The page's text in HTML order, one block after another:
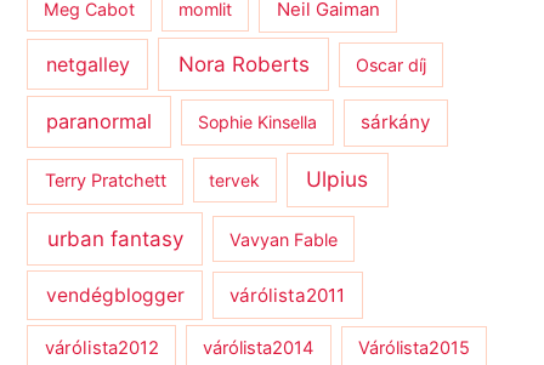
Meg Cabot momlit Neil Gaiman
netgalley Nora Roberts Oscar díj
paranormal Sophie Kinsella sárkány
Terry Pratchett tervek Ulpius
urban fantasy Vavyan Fable
vendégblogger várólista2011
várólista2012 várólista2014 Várólista2015